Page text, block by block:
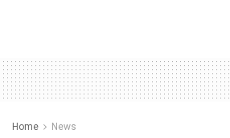
Home News